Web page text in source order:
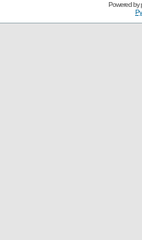
Powered by